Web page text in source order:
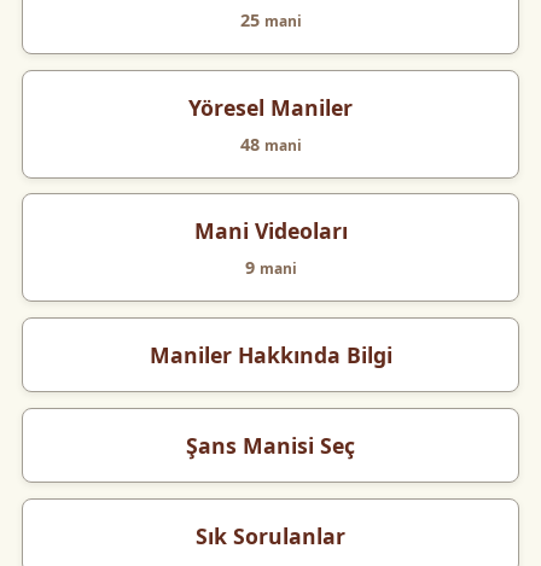
25 mani
Yöresel Maniler
48 mani
Mani Videoları
9 mani
Maniler Hakkında Bilgi
Şans Manisi Seç
Sık Sorulanlar